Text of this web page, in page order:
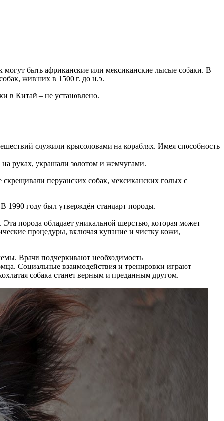
могут быть африканские или мексиканские лысые собаки. В
живших в 1500 г. до н.э.
в Китай – не установлено.
служили крысоловами на кораблях. Имея способность
руках, украшали золотом и жемчугами.
перуанских собак, мексиканских голых с
1990 году был утверждён стандарт породы.
порода обладает уникальной шерстью, которая может
процедуры, включая купание и чистку кожи,
Врачи подчеркивают необходимость
Социальные взаимодействия и тренировки играют
собака станет верным и преданным другом.